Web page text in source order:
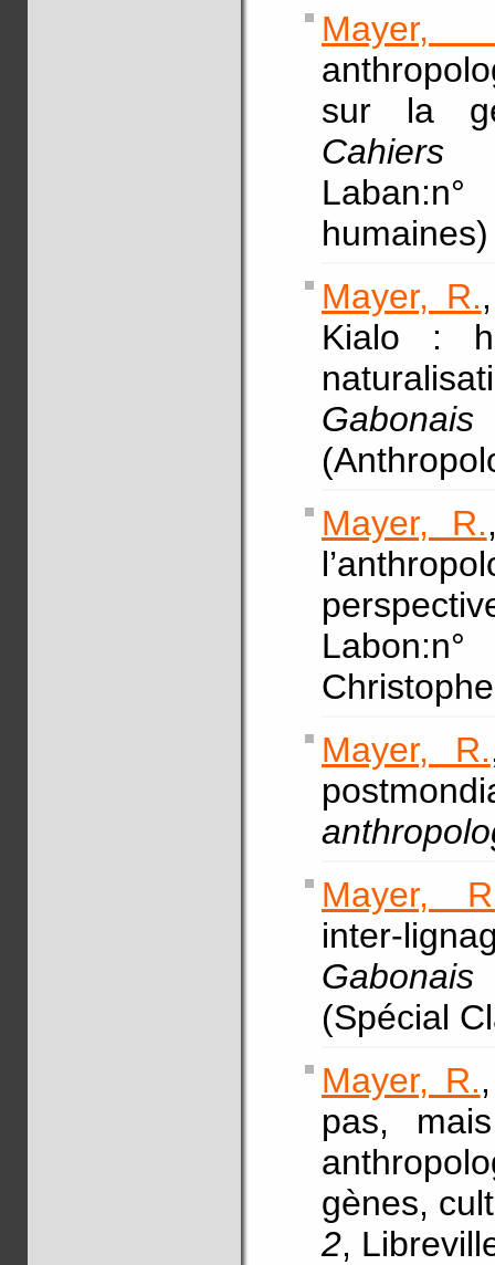
Mayer,
sur la
Cahiers
humaines)
Mayer, R.
Kialo :
Gabonais
Mayer, R.
Mayer, R.
Mayer,
inter-
Gabonais
(Spécial
Mayer, R.
pas,
gènes,
2,